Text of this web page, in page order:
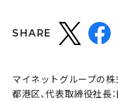
SHARE
マイネットグループの
都港区、代表取締役社長